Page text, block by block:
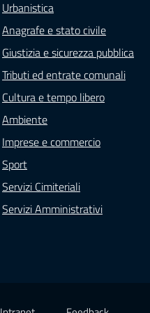
Urbanistica
Anagrafe e stato civile
Giustizia e sicurezza pubblica
Tributi ed entrate comunali
Cultura e tempo libero
Ambiente
Imprese e commercio
Sport
Servizi Cimiteriali
Servizi Amministrativi